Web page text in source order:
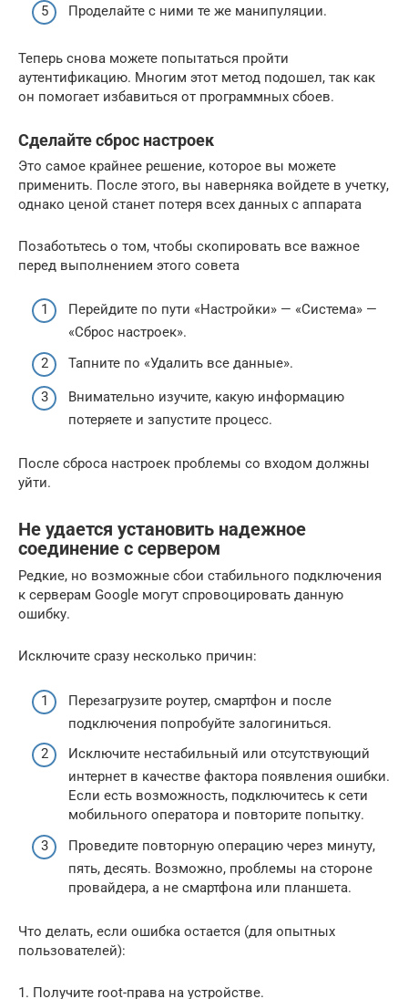
Проделайте с ними те же манипуляции.
Теперь снова можете попытаться пройти
аутентификацию. Многим этот метод подошел, так как
он помогает избавиться от программных сбоев.
Сделайте сброс настроек
Это самое крайнее решение, которое вы можете
применить. После этого, вы наверняка войдете в учетку,
однако ценой станет потеря всех данных с аппарата
Позаботьтесь о том, чтобы скопировать все важное
перед выполнением этого совета
Перейдите по пути «Настройки» — «Система» —
«Сброс настроек».
Тапните по «Удалить все данные».
Внимательно изучите, какую информацию
потеряете и запустите процесс.
После сброса настроек проблемы со входом должны
уйти.
Не удается установить надежное
соединение с сервером
Редкие, но возможные сбои стабильного подключения
к серверам Google могут спровоцировать данную
ошибку.
Исключите сразу несколько причин:
Перезагрузите роутер, смартфон и после
подключения попробуйте залогиниться.
Исключите нестабильный или отсутствующий
интернет в качестве фактора появления ошибки.
Если есть возможность, подключитесь к сети
мобильного оператора и повторите попытку.
Проведите повторную операцию через минуту,
пять, десять. Возможно, проблемы на стороне
провайдера, а не смартфона или планшета.
Что делать, если ошибка остается (для опытных
пользователей):
1. Получите root-права на устройстве.